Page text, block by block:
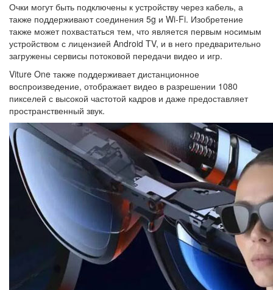
Очки могут быть подключены к устройству через кабель, а
также поддерживают соединения 5g и Wi-Fi. Изобретение
также может похвастаться тем, что является первым носимым
устройством с лицензией Android TV, и в него предварительно
загружены сервисы потоковой передачи видео и игр.
Viture One также поддерживает дистанционное
воспроизведение, отображает видео в разрешении 1080
пикселей с высокой частотой кадров и даже предоставляет
пространственный звук.